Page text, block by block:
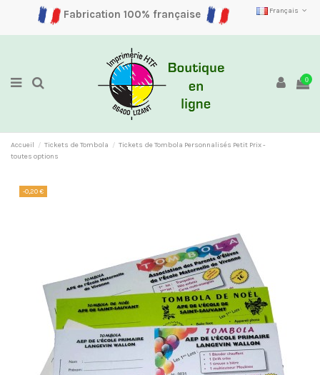
Fabrication 100% française Français
0
Accueil Tickets de Tombola
Tickets de Tombola Personnalisés Petit Prix -
toutes options
-0,20 €